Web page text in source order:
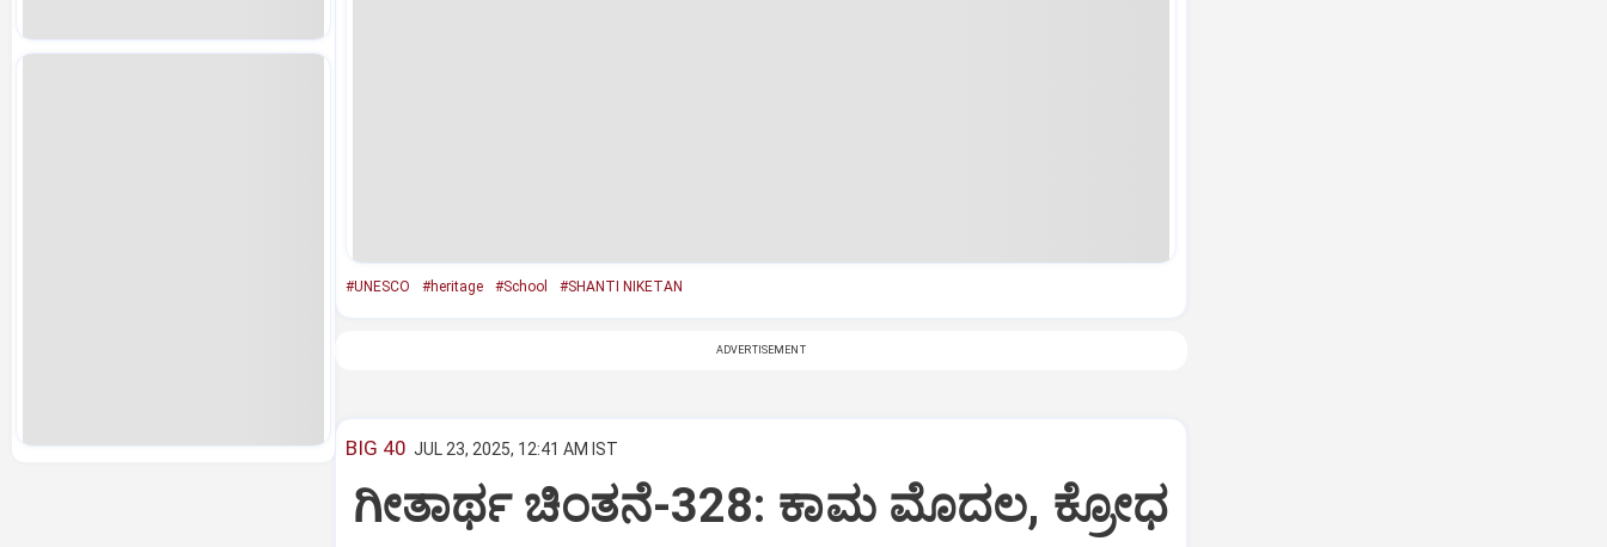
#UNESCO #heritage #School #SHANTI NIKETAN
ADVERTISEMENT
BIG 40 JUL 23, 2025, 12:41 AM IST
ಗೀತಾರ್ಥ ಚಿಂತನೆ-328: ಕಾಮ ಮೊದಲ, ಕ್ರೋಧ